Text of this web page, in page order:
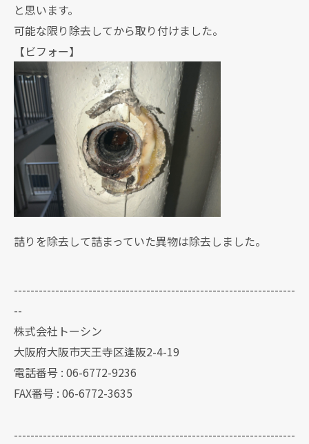
と思います。
可能な限り除去してから取り付けました。
【ビフォー】
詰りを除去して詰まっていた異物は除去しました。
--------------------------------------------------------------------
--
株式会社トーシン
大阪府大阪市天王寺区逢阪2-4-19
電話番号 : 06-6772-9236
FAX番号 : 06-6772-3635
--------------------------------------------------------------------